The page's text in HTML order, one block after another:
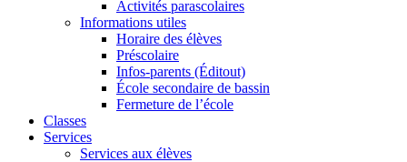
Activités parascolaires
Informations utiles
Horaire des élèves
Préscolaire
Infos-parents (Éditout)
École secondaire de bassin
Fermeture de l’école
Classes
Services
Services aux élèves